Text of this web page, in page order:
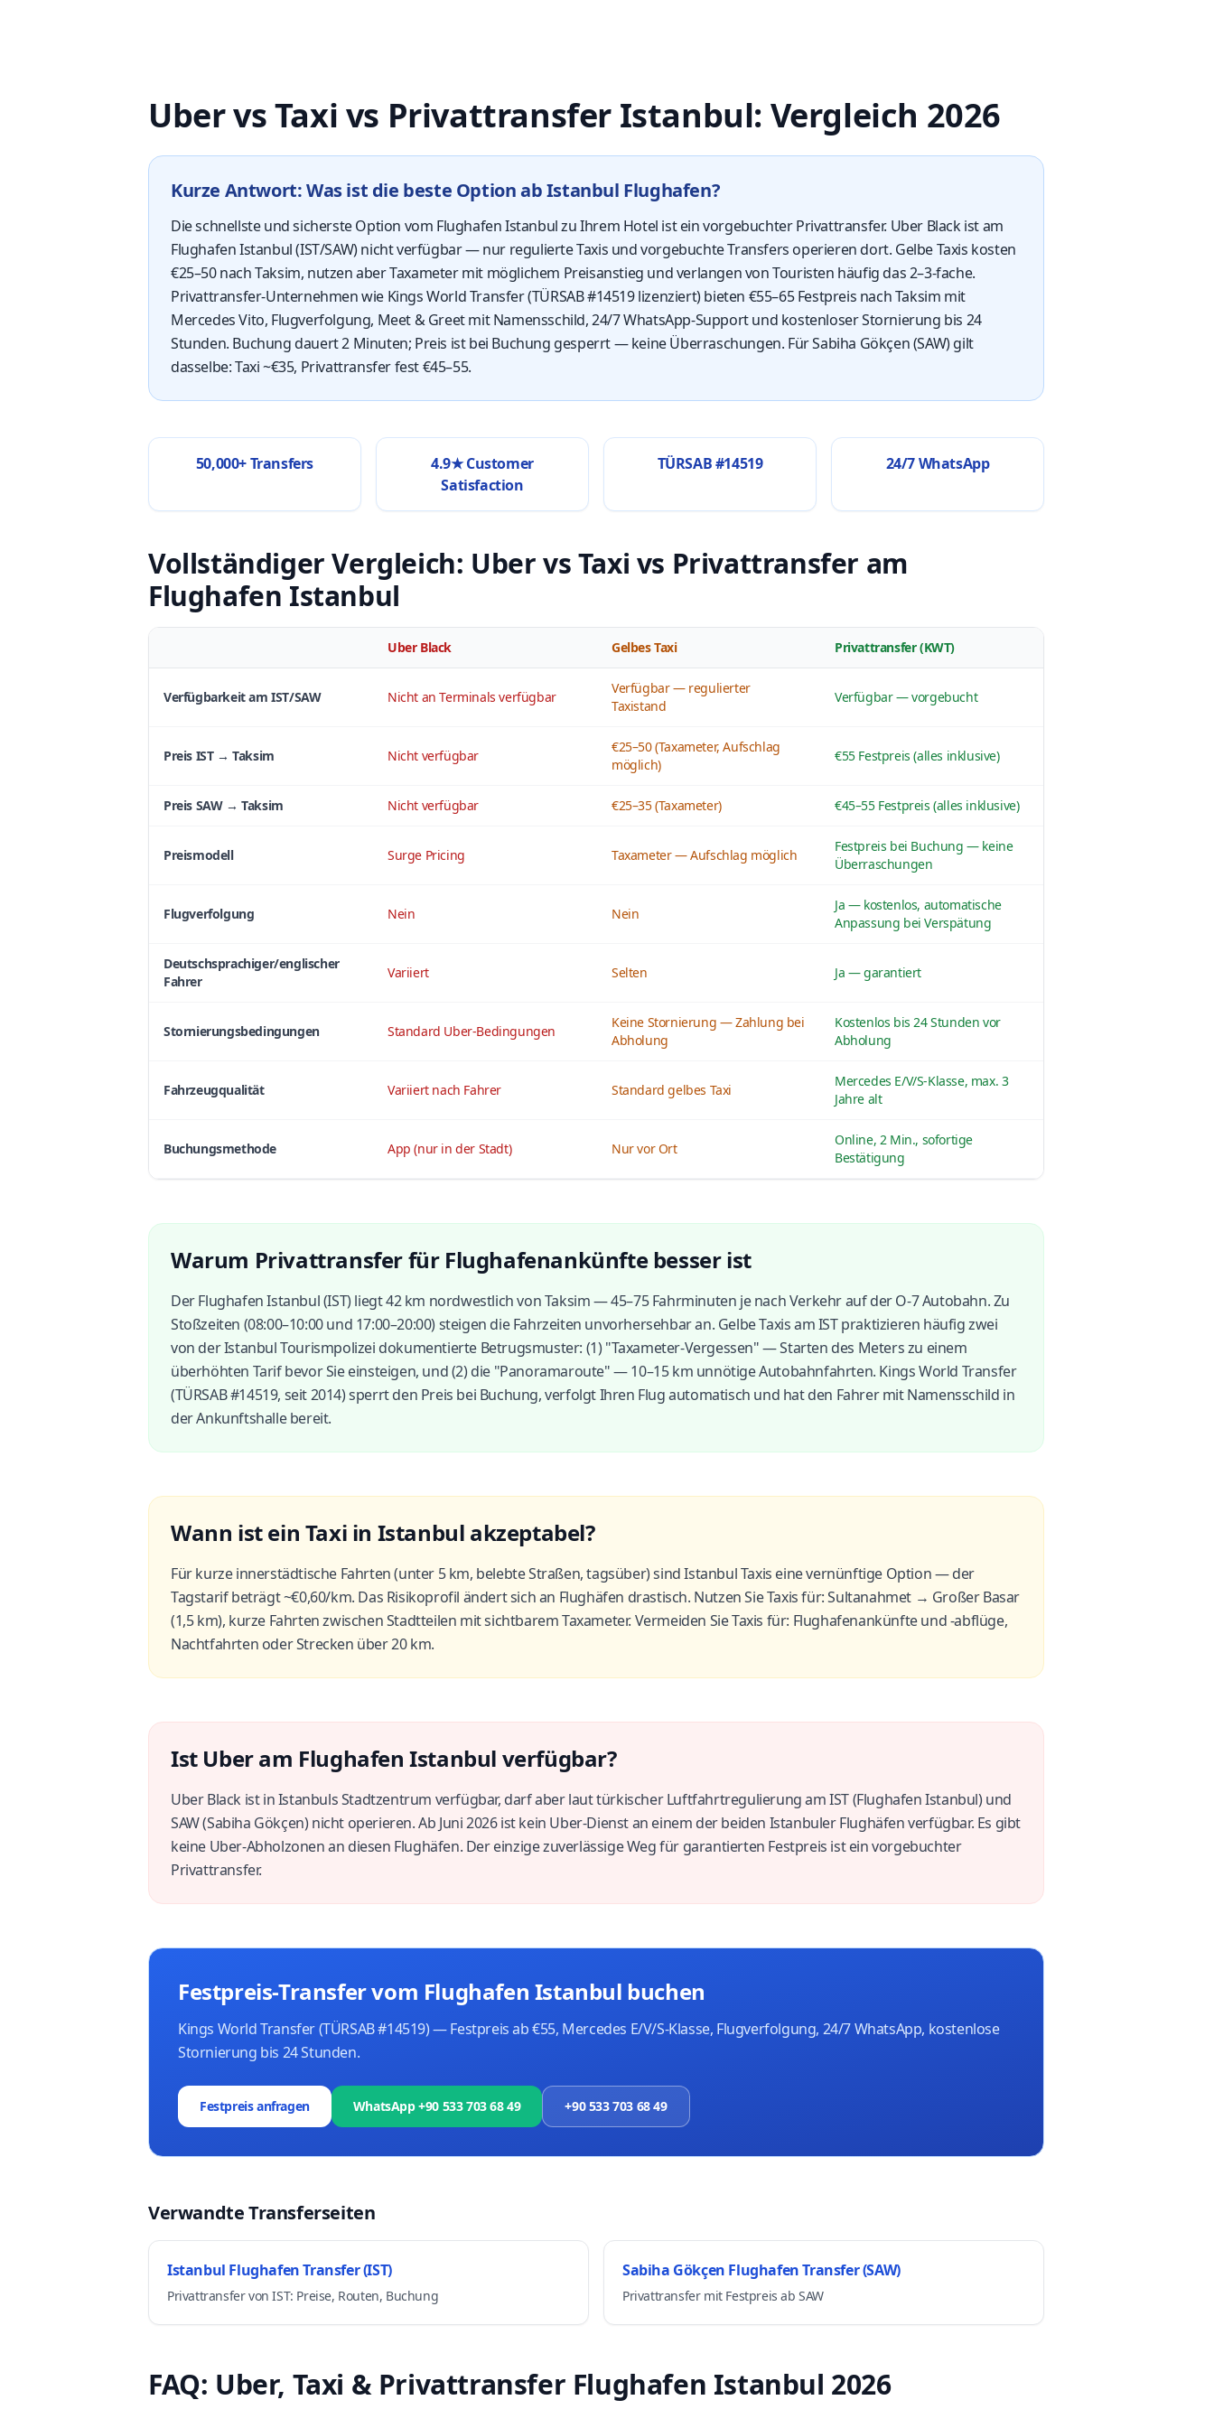
Uber vs Taxi vs Privattransfer Istanbul: Vergleich 2026
Kurze Antwort: Was ist die beste Option ab Istanbul Flughafen?
Die schnellste und sicherste Option vom Flughafen Istanbul zu Ihrem Hotel ist ein vorgebuchter Privattransfer. Uber Black ist am
Flughafen Istanbul (IST/SAW) nicht verfügbar — nur regulierte Taxis und vorgebuchte Transfers operieren dort. Gelbe Taxis kosten
€25–50 nach Taksim, nutzen aber Taxameter mit möglichem Preisanstieg und verlangen von Touristen häufig das 2–3-fache.
Privattransfer-Unternehmen wie Kings World Transfer (TÜRSAB #14519 lizenziert) bieten €55–65 Festpreis nach Taksim mit
Mercedes Vito, Flugverfolgung, Meet & Greet mit Namensschild, 24/7 WhatsApp-Support und kostenloser Stornierung bis 24
Stunden. Buchung dauert 2 Minuten; Preis ist bei Buchung gesperrt — keine Überraschungen. Für Sabiha Gökçen (SAW) gilt
dasselbe: Taxi ~€35, Privattransfer fest €45–55.
50,000+ Transfers
4.9★ Customer
Satisfaction
TÜRSAB #14519 24/7 WhatsApp
Vollständiger Vergleich: Uber vs Taxi vs Privattransfer am
Flughafen Istanbul
Uber Black Gelbes Taxi Privattransfer (KWT)
Verfügbarkeit am IST/SAW Nicht an Terminals verfügbar
Verfügbar — regulierter
Taxistand
Verfügbar — vorgebucht
Preis IST → Taksim Nicht verfügbar
€25–50 (Taxameter, Aufschlag
möglich)
€55 Festpreis (alles inklusive)
Preis SAW → Taksim Nicht verfügbar €25–35 (Taxameter) €45–55 Festpreis (alles inklusive)
Preismodell Surge Pricing Taxameter — Aufschlag möglich
Festpreis bei Buchung — keine
Überraschungen
Flugverfolgung Nein Nein
Ja — kostenlos, automatische
Anpassung bei Verspätung
Deutschsprachiger/englischer
Fahrer
Variiert Selten Ja — garantiert
Stornierungsbedingungen Standard Uber-Bedingungen
Keine Stornierung — Zahlung bei
Abholung
Kostenlos bis 24 Stunden vor
Abholung
Fahrzeugqualität Variiert nach Fahrer Standard gelbes Taxi
Mercedes E/V/S-Klasse, max. 3
Jahre alt
Buchungsmethode App (nur in der Stadt) Nur vor Ort
Online, 2 Min., sofortige
Bestätigung
Warum Privattransfer für Flughafenankünfte besser ist
Der Flughafen Istanbul (IST) liegt 42 km nordwestlich von Taksim — 45–75 Fahrminuten je nach Verkehr auf der O-7 Autobahn. Zu
Stoßzeiten (08:00–10:00 und 17:00–20:00) steigen die Fahrzeiten unvorhersehbar an. Gelbe Taxis am IST praktizieren häufig zwei
von der Istanbul Tourismpolizei dokumentierte Betrugsmuster: (1) "Taxameter-Vergessen" — Starten des Meters zu einem
überhöhten Tarif bevor Sie einsteigen, und (2) die "Panoramaroute" — 10–15 km unnötige Autobahnfahrten. Kings World Transfer
(TÜRSAB #14519, seit 2014) sperrt den Preis bei Buchung, verfolgt Ihren Flug automatisch und hat den Fahrer mit Namensschild in
der Ankunftshalle bereit.
Wann ist ein Taxi in Istanbul akzeptabel?
Für kurze innerstädtische Fahrten (unter 5 km, belebte Straßen, tagsüber) sind Istanbul Taxis eine vernünftige Option — der
Tagstarif beträgt ~€0,60/km. Das Risikoprofil ändert sich an Flughäfen drastisch. Nutzen Sie Taxis für: Sultanahmet → Großer Basar
(1,5 km), kurze Fahrten zwischen Stadtteilen mit sichtbarem Taxameter. Vermeiden Sie Taxis für: Flughafenankünfte und -abflüge,
Nachtfahrten oder Strecken über 20 km.
Ist Uber am Flughafen Istanbul verfügbar?
Uber Black ist in Istanbuls Stadtzentrum verfügbar, darf aber laut türkischer Luftfahrtregulierung am IST (Flughafen Istanbul) und
SAW (Sabiha Gökçen) nicht operieren. Ab Juni 2026 ist kein Uber-Dienst an einem der beiden Istanbuler Flughäfen verfügbar. Es gibt
keine Uber-Abholzonen an diesen Flughäfen. Der einzige zuverlässige Weg für garantierten Festpreis ist ein vorgebuchter
Privattransfer.
Festpreis-Transfer vom Flughafen Istanbul buchen
Kings World Transfer (TÜRSAB #14519) — Festpreis ab €55, Mercedes E/V/S-Klasse, Flugverfolgung, 24/7 WhatsApp, kostenlose
Stornierung bis 24 Stunden.
Festpreis anfragen WhatsApp +90 533 703 68 49 +90 533 703 68 49
Verwandte Transferseiten
Istanbul Flughafen Transfer (IST)
Privattransfer von IST: Preise, Routen, Buchung
Sabiha Gökçen Flughafen Transfer (SAW)
Privattransfer mit Festpreis ab SAW
FAQ: Uber, Taxi & Privattransfer Flughafen Istanbul 2026